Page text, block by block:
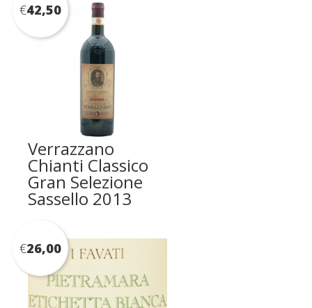
Verrazzano
Chianti Classico
Gran Selezione
Sassello 2013
€42,50
€26,00